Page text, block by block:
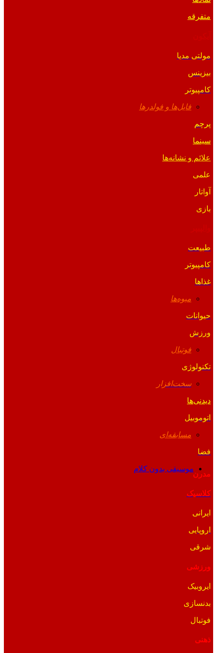
متفرقه
مولتی مدیا
بیزینس
کامپیوتر
فایل‌ها و فولدرها
پرچم
سینما
علائم و نشانه‌ها
علمی
آواتار
بازی
طبیعت
کامپیوتر
غذاها
میوه‌ها
حیوانات
ورزش
فوتبال
تکنولوژی
سخت‌افزار
دیدنی‌ها
اتوموبیل
مسابقه‌ای
فضا
موسیقی بدون کلام
مدرن
کلاسیک
ایرانی
اروپایی
شرقی
ورزشی
ایروبیک
بدنسازی
فوتبال
ذهنی